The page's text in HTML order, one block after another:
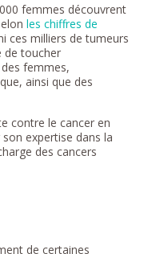
femmes découvrent
les chiffres de
ces milliers de tumeurs
de toucher
femmes,
ainsi que des
contre le cancer en
expertise dans la
des cancers
de certaines